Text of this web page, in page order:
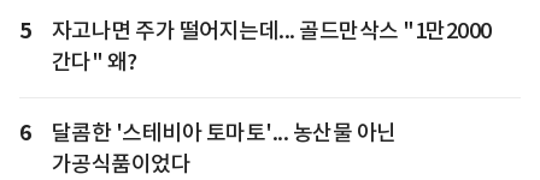
5
자고나면 주가 떨어지는데... 골드만삭스 "1만2000
간다" 왜?
6
달콤한 '스테비아 토마토'... 농산물 아닌
가공식품이었다